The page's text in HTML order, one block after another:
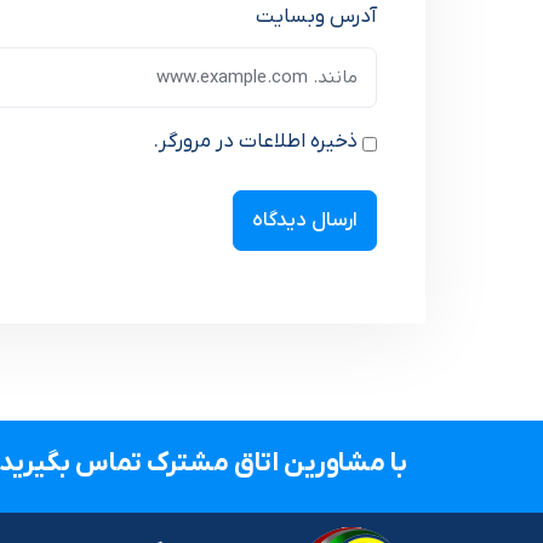
آدرس وبسایت
ذخیره اطلاعات در مرورگر.
با مشاورین اتاق مشترک تماس